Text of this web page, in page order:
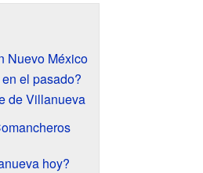
Nuevo México
el pasado?
de Villanueva
hoy?